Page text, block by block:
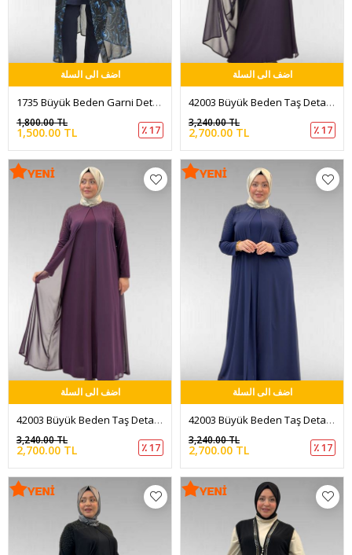
اضف الى السلة
1735 Büyük Beden Garni Detaylı Pareo - Aqua Mavi
1,500.00 TL
1,800.00 TL
٪ 17
اضف الى السلة
42003 Büyük Beden Taş Detaylı Sandy-Şifon Elbise - Mor
2,700.00 TL
3,240.00 TL
٪ 17
اضف الى السلة
42003 Büyük Beden Taş Detaylı Sandy-Şifon Elbise - Mürdüm
2,700.00 TL
3,240.00 TL
٪ 17
اضف الى السلة
42003 Büyük Beden Taş Detaylı Sandy-Şifon Elbise - Lacivert
2,700.00 TL
3,240.00 TL
٪ 17